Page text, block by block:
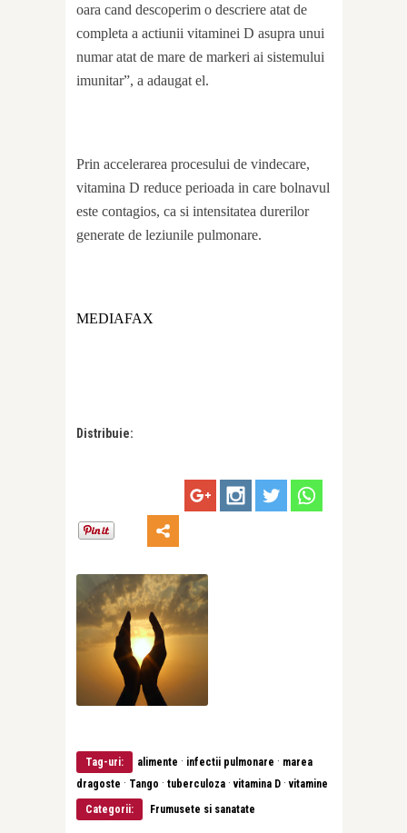
oara cand descoperim o descriere atat de
completa a actiunii vitaminei D asupra unui
numar atat de mare de markeri ai sistemului
imunitar”, a adaugat el.
Prin accelerarea procesului de vindecare,
vitamina D reduce perioada in care bolnavul
este contagios, ca si intensitatea durerilor
generate de leziunile pulmonare.
MEDIAFAX
Distribuie:
Tag-uri: alimente · infectii pulmonare · marea
dragoste · Tango · tuberculoza ·vitamina D ·vitamine
Categorii:
Frumusete si sanatate